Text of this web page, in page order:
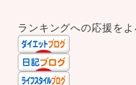
ランキングへの応援を